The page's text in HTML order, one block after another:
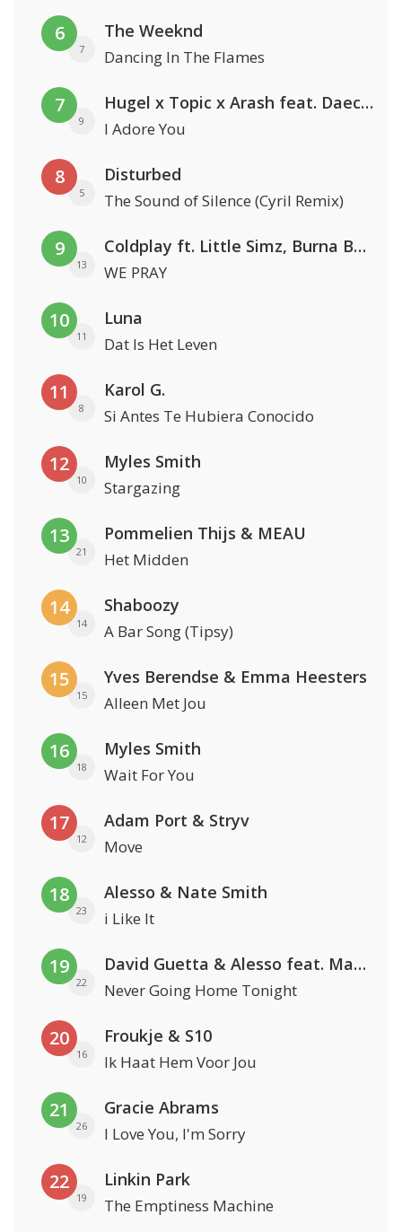
6
7
The Weeknd
Dancing In The Flames
7
9
Hugel x Topic x Arash feat. Daecolm
I Adore You
8
5
Disturbed
The Sound of Silence (Cyril Remix)
9
13
Coldplay ft. Little Simz, Burna Boy, Elyanna & Tini
WE PRAY
10
11
Luna
Dat Is Het Leven
11
8
Karol G.
Si Antes Te Hubiera Conocido
12
10
Myles Smith
Stargazing
13
21
Pommelien Thijs & MEAU
Het Midden
14
14
Shaboozy
A Bar Song (Tipsy)
15
15
Yves Berendse & Emma Heesters
Alleen Met Jou
16
18
Myles Smith
Wait For You
17
12
Adam Port & Stryv
Move
18
23
Alesso & Nate Smith
i Like It
19
22
David Guetta & Alesso feat. Madison Love
Never Going Home Tonight
20
16
Froukje & S10
Ik Haat Hem Voor Jou
21
26
Gracie Abrams
I Love You, I'm Sorry
22
19
Linkin Park
The Emptiness Machine